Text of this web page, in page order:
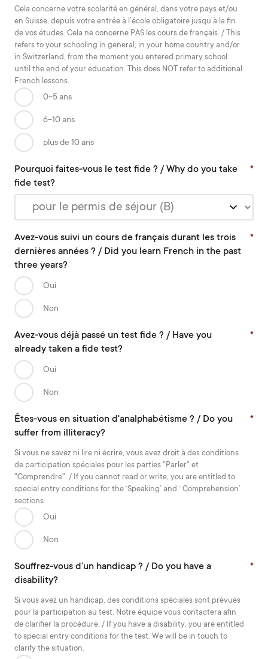
Cela concerne votre scolarité en général, dans votre pays et/ou
en Suisse, depuis votre entrée à l’école obligatoire jusqu’à la fin
de vos études. Cela ne concerne PAS les cours de français. / This
refers to your schooling in general, in your home country and/or
in Switzerland, from the moment you entered primary school
until the end of your education. This does NOT refer to additional
French lessons.
0-5 ans
6-10 ans
plus de 10 ans
Pourquoi faites-vous le test fide ? / Why do you take
fide test?
*
Avez-vous suivi un cours de français durant les trois
dernières années ? / Did you learn French in the past
three years?
*
Oui
Non
Avez-vous déjà passé un test fide ? / Have you
already taken a fide test?
*
Oui
Non
Êtes-vous en situation d'analphabétisme ? / Do you
suffer from illiteracy?
*
Si vous ne savez ni lire ni écrire, vous avez droit à des conditions
de participation spéciales pour les parties "Parler" et
"Comprendre". / If you cannot read or write, you are entitled to
special entry conditions for the ‘Speaking’ and ‘ Comprehension’
sections.
Oui
Non
Souffrez-vous d'un handicap ? / Do you have a
disability?
*
Si vous avez un handicap, des conditions spéciales sont prévues
pour la participation au test. Notre équipe vous contactera afin
de clarifier la procédure. / If you have a disability, you are entitled
to special entry conditions for the test. We will be in touch to
clarify the situation.­